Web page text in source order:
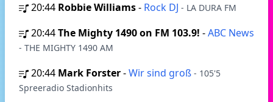
20:44 Robbie Williams- Rock DJ - LA DURA FM
20:44The Mighty 1490 on FM 103.9! -ABC News
- THE MIGHTY 1490 AM
20:44 Mark Forster-Wir sind groß - 105'5
Spreeradio Stadionhits